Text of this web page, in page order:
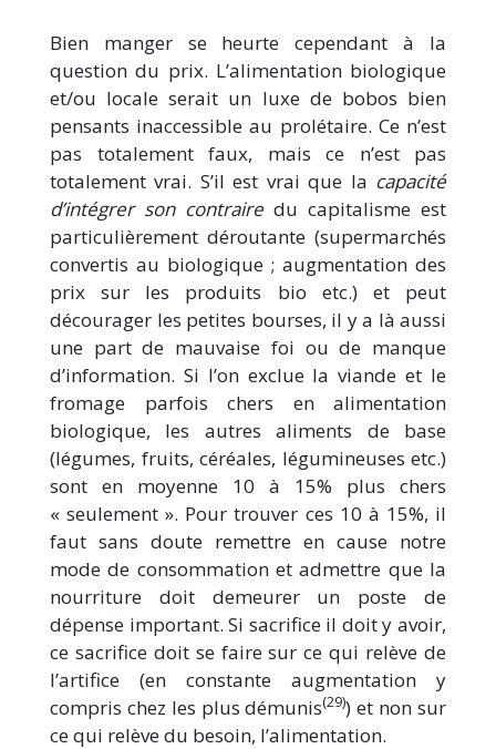
Bien manger se heurte cependant à la
question du prix. L’alimentation biologique
et/ou locale serait un luxe de bobos bien
pensants inaccessible au prolétaire. Ce n’est
pas totalement faux, mais ce n’est pas
totalement vrai. S’il est vrai que la capacité
d’intégrer son contraire du capitalisme est
particulièrement déroutante (supermarchés
convertis au biologique ; augmentation des
prix sur les produits bio etc.) et peut
décourager les petites bourses, il y a là aussi
une part de mauvaise foi ou de manque
d’information. Si l’on exclue la viande et le
fromage parfois chers en alimentation
biologique, les autres aliments de base
(légumes, fruits, céréales, légumineuses etc.)
sont en moyenne 10 à 15% plus chers
« seulement ». Pour trouver ces 10 à 15%, il
faut sans doute remettre en cause notre
mode de consommation et admettre que la
nourriture doit demeurer un poste de
dépense important. Si sacrifice il doit y avoir,
ce sacrifice doit se faire sur ce qui relève de
l’artifice (en constante augmentation y
compris chez les plus démunis(29)) et non sur
ce qui relève du besoin, l’alimentation.